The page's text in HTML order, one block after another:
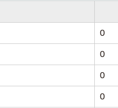
0
0
0
0